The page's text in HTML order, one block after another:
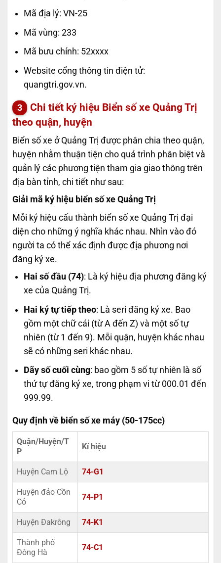
Mã địa lý: VN-25
Mã vùng: 233
Mã bưu chính: 52xxxx
Website cổng thông tin điện tử:
quangtri.gov.vn.
Chi tiết ký hiệu Biển số xe Quảng Trị
theo quận, huyện
Biển số xe ở Quảng Trị được phân chia theo quận,
huyện nhằm thuận tiện cho quá trình phân biệt và
quản lý các phương tiện tham gia giao thông trên
địa bàn tỉnh, chi tiết như sau:
Giải mã ký hiệu biển số xe Quảng Trị
Mỗi ký hiệu cấu thành biển số xe Quảng Trị đại
diện cho những ý nghĩa khác nhau. Nhìn vào đó
người ta có thể xác định được địa phương nơi
đăng ký xe.
Hai số đầu (74): Là ký hiệu địa phương đăng ký
xe của Quảng Trị.
Hai ký tự tiếp theo: Là seri đăng ký xe. Bao
gồm một chữ cái (từ A đến Z) và một số tự
nhiên (từ 1 đến 9). Mỗi quận, huyện khác nhau
sẽ có những seri khác nhau.
Dãy số cuối cùng: bao gồm 5 số tự nhiên là số
thứ tự đăng ký xe, trong phạm vi từ 000.01 đến
999.99.
Quy định về biển số xe máy (50-175cc)
Quận/Huyện/T
P
Kí hiệu
Huyện Cam Lộ 74-G1
Huyện đảo Cồn
Cỏ
74-P1
Huyện Đakrông 74-K1
Thành phố
Đông Hà
74-C1